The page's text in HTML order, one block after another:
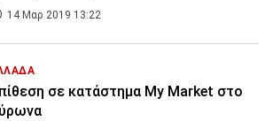
14 Μαρ 2019 13:22
σε κατάστημα My Market στο